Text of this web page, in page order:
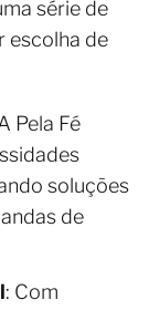
série de
escolha de
Pela Fé
soluções
de
: Com